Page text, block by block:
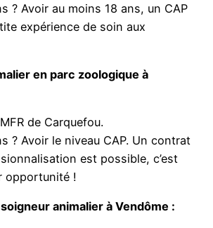
? Avoir au moins 18 ans, un CAP
expérience de soin aux
en parc zoologique à
de Carquefou.
? Avoir le niveau CAP. Un contrat
est possible, c’est
opportunité !
animalier à Vendôme :